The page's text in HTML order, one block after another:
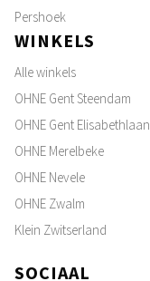
Pershoek
WINKELS
Alle winkels
OHNE Gent Steendam
OHNE Gent Elisabethlaan
OHNE Merelbeke
OHNE Nevele
OHNE Zwalm
Klein Zwitserland
SOCIAAL